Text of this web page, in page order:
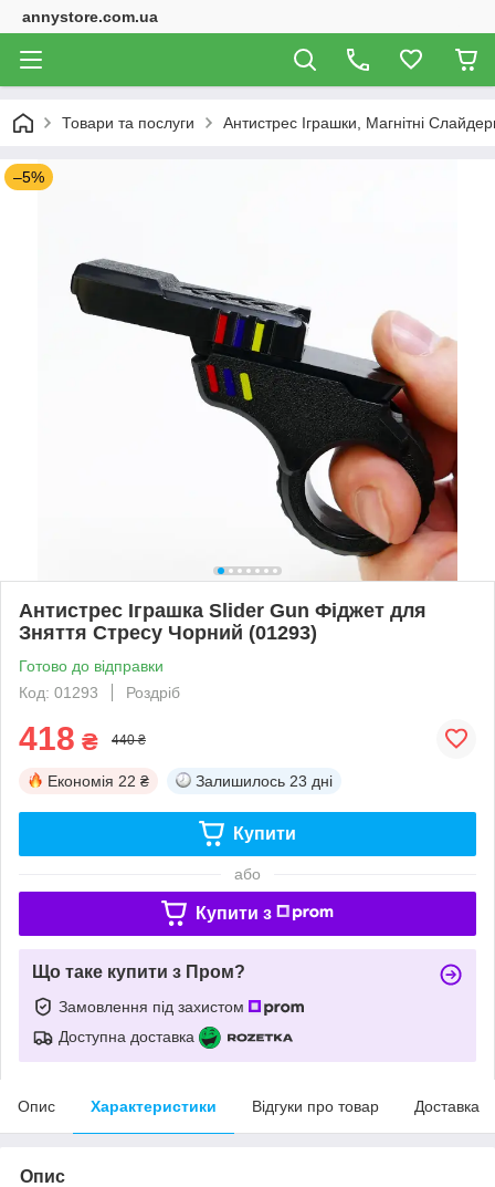
annystore.com.ua
Товари та послуги Антистрес Іграшки, Магнітні
–5%
Антистрес Іграшка Slider Gun Фіджет для
Зняття Стресу Чорний (01293)
Готово до відправки
Код: 01293
Роздріб
418 ₴ 440 ₴
Економія 22 ₴ Залишилось 23 дні
Купити
або
Купити з
Що таке купити з Пром?
Замовлення під захистом
Доступна доставка
Опис Характеристики Відгуки про товар Доставка
Опис